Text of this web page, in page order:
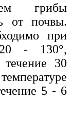
грибы
от почвы.
при
- 130°,
30
5 - 6